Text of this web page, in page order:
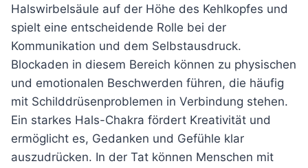
Halswirbelsäule auf der Höhe des Kehlkopfes und
spielt eine entscheidende Rolle bei der
Kommunikation und dem Selbstausdruck.
Blockaden in diesem Bereich können zu physischen
und emotionalen Beschwerden führen, die häufig
mit Schilddrüsenproblemen in Verbindung stehen.
Ein starkes Hals-Chakra fördert Kreativität und
ermöglicht es, Gedanken und Gefühle klar
auszudrücken. In der Tat können Menschen mit